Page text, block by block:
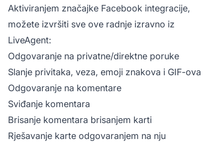
Aktiviranjem značajke Facebook integracije,
možete izvršiti sve ove radnje izravno iz
LiveAgent:
Odgovaranje na privatne/direktne poruke
Slanje privitaka, veza, emoji znakova i GIF-ova
Odgovaranje na komentare
Sviđanje komentara
Brisanje komentara brisanjem karti
Rješavanje karte odgovaranjem na nju